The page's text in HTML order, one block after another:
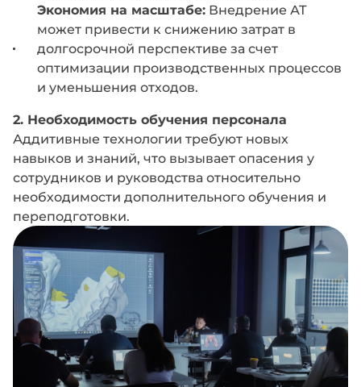
Экономия на масштабе: Внедрение АТ
может привести к снижению затрат в
долгосрочной перспективе за счет
оптимизации производственных процессов
и уменьшения отходов.
2. Необходимость обучения персонала
Аддитивные технологии требуют новых
навыков и знаний, что вызывает опасения у
сотрудников и руководства относительно
необходимости дополнительного обучения и
переподготовки.